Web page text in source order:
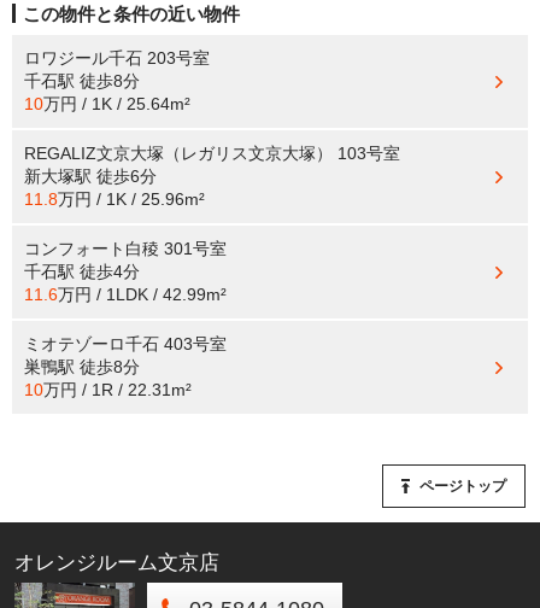
この物件と条件の近い物件
ロワジール千石 203号室
千石駅 徒歩8分
10万円 / 1K / 25.64m²
REGALIZ文京大塚（レガリス文京大塚） 103号室
新大塚駅 徒歩6分
11.8万円 / 1K / 25.96m²
コンフォート白稜 301号室
千石駅 徒歩4分
11.6万円 / 1LDK / 42.99m²
ミオテゾーロ千石 403号室
巣鴨駅 徒歩8分
10万円 / 1R / 22.31m²
ページトップ
オレンジルーム文京店